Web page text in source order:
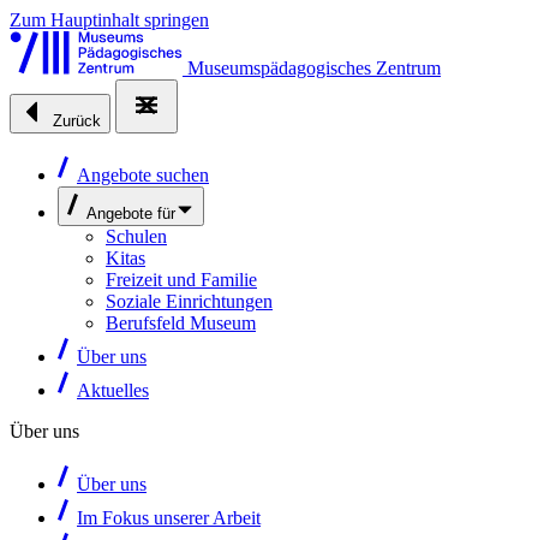
Zum Hauptinhalt springen
Museumspädagogisches Zentrum
Zurück
Angebote suchen
Angebote für
Schulen
Kitas
Freizeit und Familie
Soziale Einrichtungen
Berufsfeld Museum
Über uns
Aktuelles
Über uns
Über uns
Im Fokus unserer Arbeit